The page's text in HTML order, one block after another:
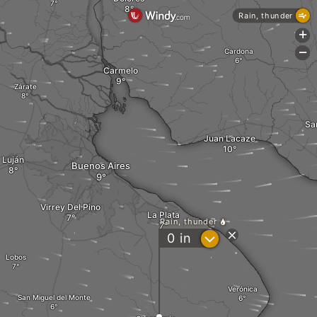
Virrey Del Pino
San Miguel del Monte
Buenos Aires
La Plata
Lobos
Luján
Juan Lacaze
Verónica
Zárate
Carmelo
Cardona
Rain, thunder
0 in ?
Rain, thunder
+
-